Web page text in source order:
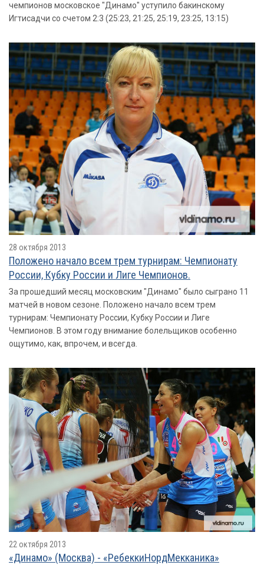
чемпионов московское "Динамо" уступило бакинскому
Игтисадчи со счетом 2:3 (25:23, 21:25, 25:19, 23:25, 13:15)
28 октября 2013
Положено начало всем трем турнирам: Чемпионату
России, Кубку России и Лиге Чемпионов.
За прошедший месяц московским "Динамо" было сыграно 11
матчей в новом сезоне. Положено начало всем трем
турнирам: Чемпионату России, Кубку России и Лиге
Чемпионов. В этом году внимание болельщиков особенно
ощутимо, как, впрочем, и всегда.
22 октября 2013
«Динамо» (Москва) - «РебеккиНордМекканика»